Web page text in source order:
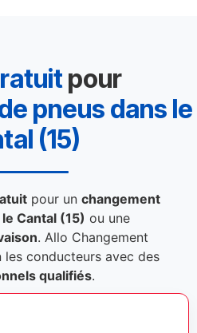
pour
pneus dans le
(15)
pour unchangement
Cantal (15) ou une
. Allo Changement
les conducteurs avec des
qualifiés.